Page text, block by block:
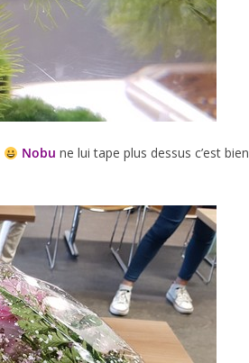
Nobu ne lui tape plus dessus c’est bien